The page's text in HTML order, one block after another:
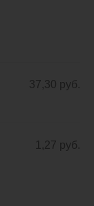
37,30 руб.
1,27 руб.